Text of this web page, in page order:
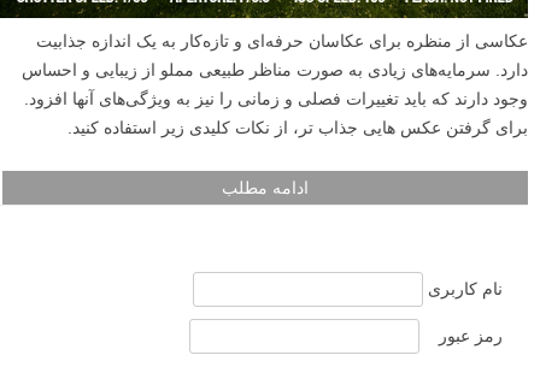
عکاسی از منظره برای عکاسان حرفه‌ای و تازه‌کار به یک اندازه جذابیت
دارد. سرمایه‌های زیادی به صورت مناظر طبیعی مملو از زیبایی و احساس
وجود دارند که باید تغییرات فصلی و زمانی را نیز به ویژگی‌های آنها افزود.
برای گرفتن عکس هایی جذاب تر، از نکات کلیدی زیر استفاده کنید.
ادامه مطلب
نام کاربری
رمز عبور